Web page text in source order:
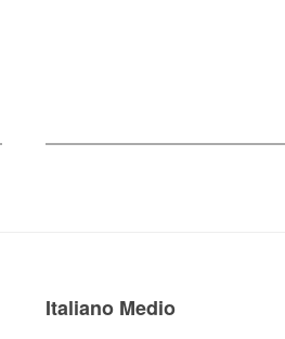
Italiano Medio